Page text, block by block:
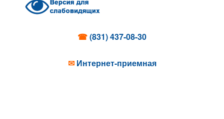
☎(831) 437-08-30
✉ Интернет-приемная